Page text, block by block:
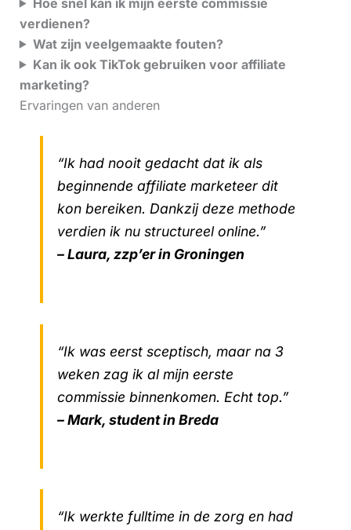
verdienen?
Wat zijn veelgemaakte fouten?
Kan ik ook TikTok gebruiken voor affiliate
marketing?
Ervaringen van anderen
“Ik had nooit gedacht dat ik als
beginnende affiliate marketeer dit
kon bereiken. Dankzij deze methode
verdien ik nu structureel online.”
– Laura, zzp’er in Groningen
“Ik was eerst sceptisch, maar na 3
weken zag ik al mijn eerste
commissie binnenkomen. Echt top.”
– Mark, student in Breda
“Ik werkte fulltime in de zorg en had